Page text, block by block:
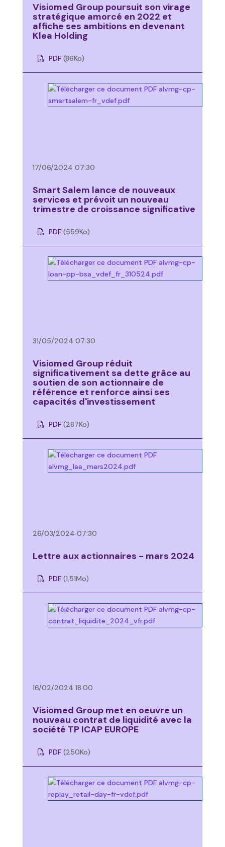
Visiomed Group poursuit son virage
stratégique amorcé en 2022 et
affiche ses ambitions en devenant
Klea Holding
PDF (86Ko)
17/06/2024 07:30
Smart Salem lance de nouveaux
services et prévoit un nouveau
trimestre de croissance significative
PDF (559Ko)
31/05/2024 07:30
Visiomed Group réduit
significativement sa dette grâce au
soutien de son actionnaire de
référence et renforce ainsi ses
capacités d'investissement
PDF (287Ko)
26/03/2024 07:30
Lettre aux actionnaires - mars 2024
PDF (1,51Mo)
16/02/2024 18:00
Visiomed Group met en oeuvre un
nouveau contrat de liquidité avec la
société TP ICAP EUROPE
PDF (250Ko)